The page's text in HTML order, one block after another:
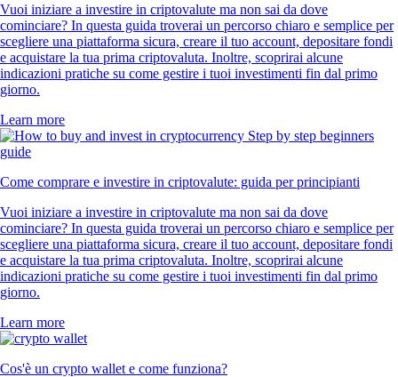
Vuoi iniziare a investire in criptovalute ma non sai da dove
cominciare? In questa guida troverai un percorso chiaro e semplice per
scegliere una piattaforma sicura, creare il tuo account, depositare fondi
e acquistare la tua prima criptovaluta. Inoltre, scoprirai alcune
indicazioni pratiche su come gestire i tuoi investimenti fin dal primo
giorno.
Learn more
Come comprare e investire in criptovalute: guida per principianti
Vuoi iniziare a investire in criptovalute ma non sai da dove
cominciare? In questa guida troverai un percorso chiaro e semplice per
scegliere una piattaforma sicura, creare il tuo account, depositare fondi
e acquistare la tua prima criptovaluta. Inoltre, scoprirai alcune
indicazioni pratiche su come gestire i tuoi investimenti fin dal primo
giorno.
Learn more
Cos'è un crypto wallet e come funziona?